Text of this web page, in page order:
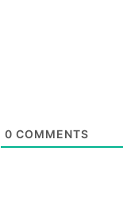
0 COMMENTS